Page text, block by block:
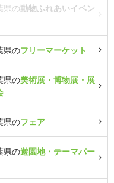
県の動物ふれあいイベン
県のフリーマーケット
県の美術展・博物展・展
県のフェア
県の遊園地・テーマパー